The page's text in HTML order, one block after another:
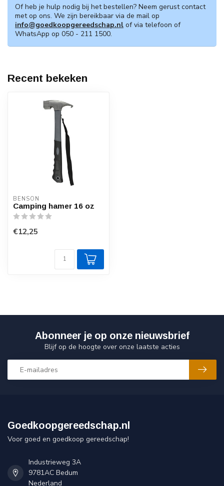
Of heb je hulp nodig bij het bestellen? Neem gerust contact
met op ons. We zijn bereikbaar via de mail op
info@goedkoopgereedschap.nl of via telefoon of
WhatsApp op 050 - 211 1500.
Recent bekeken
BENSON
Camping hamer 16 oz
€12,25
Abonneer je op onze nieuwsbrief
Blijf op de hoogte over onze laatste acties
Goedkoopgereedschap.nl
Voor goed en goedkoop gereedschap!
Industrieweg 3A
9781AC Bedum
Nederland